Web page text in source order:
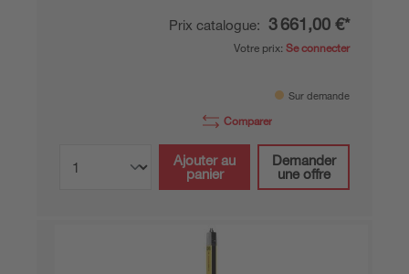
Prix catalogue: 3 661,00 €*
Votre prix: Se connecter
Sur demande
Comparer
Ajouter au
panier
Demander
une offre